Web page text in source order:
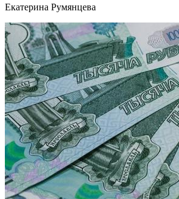
Екатерина Румянцева